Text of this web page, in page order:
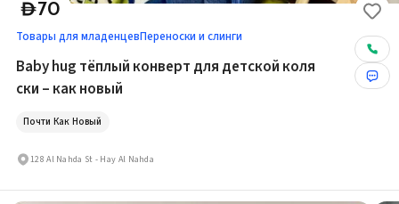
D70
Товары для младенцевПереноски и слинги
Baby hug тёплый конверт для детской коля
ски – как новый
Почти Как Новый
128 Al Nahda St - Hay Al Nahda